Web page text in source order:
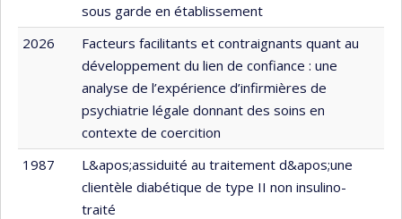
sous garde en établissement
2026
Facteurs facilitants et contraignants quant au
développement du lien de confiance : une
analyse de l’expérience d’infirmières de
psychiatrie légale donnant des soins en
contexte de coercition
1987
L&apos;assiduité au traitement d&apos;une
clientèle diabétique de type II non insulino-
traité